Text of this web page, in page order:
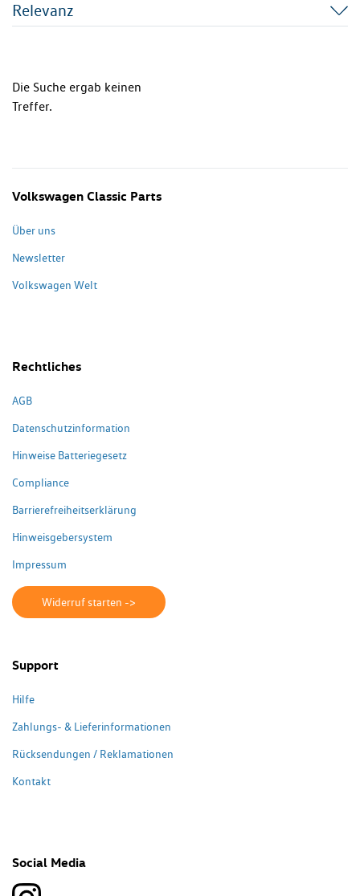
Relevanz
Die Suche ergab keinen
Treffer.
Volkswagen Classic Parts
Über uns
Newsletter
Volkswagen Welt
Rechtliches
AGB
Datenschutzinformation
Hinweise Batteriegesetz
Compliance
Barrierefreiheitserklärung
Hinweisgebersystem
Impressum
Widerruf starten ->
Support
Hilfe
Zahlungs- & Lieferinformationen
Rücksendungen / Reklamationen
Kontakt
Social Media